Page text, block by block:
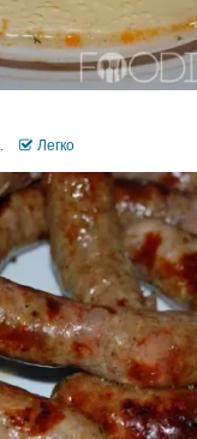
Легко